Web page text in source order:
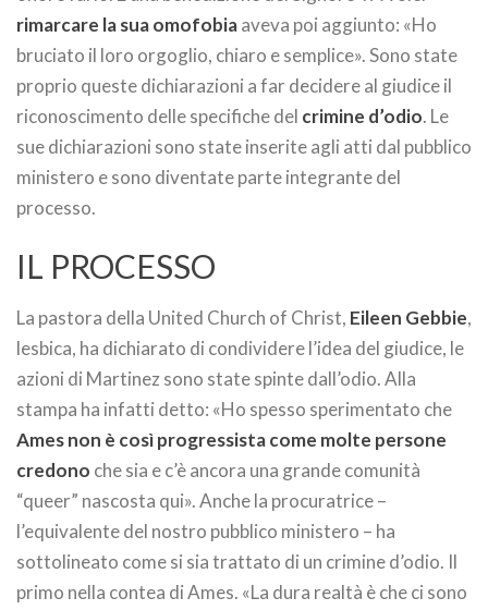
rimarcare la sua omofobiaaveva poi aggiunto: «Ho
bruciato il loro orgoglio, chiaro e semplice». Sono state
proprio queste dichiarazioni a far decidere al giudice il
riconoscimento delle specifiche del crimine d’odio. Le
sue dichiarazioni sono state inserite agli atti dal pubblico
ministero e sono diventate parte integrante del
processo.
IL PROCESSO
La pastora della United Church of Christ, Eileen Gebbie,
lesbica, ha dichiarato di condividere l’idea del giudice, le
azioni di Martinez sono state spinte dall’odio. Alla
stampa ha infatti detto: «Ho spesso sperimentato che
Ames non è così progressista come molte persone
credono che sia e c’è ancora una grande comunità
“queer” nascosta qui». Anche la procuratrice –
l’equivalente del nostro pubblico ministero – ha
sottolineato come si sia trattato di un crimine d’odio. Il
primo nella contea di Ames. «La dura realtà è che ci sono